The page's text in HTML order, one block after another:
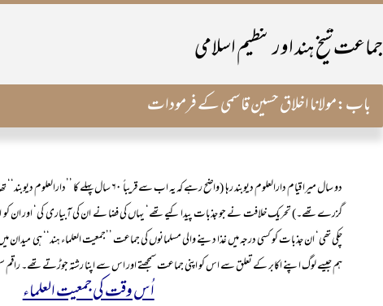
جماعت شیخ ہند اور تنظیم اسلامی
باب:مولانا اخلاق حسین قاسمی کے فرمودات
گزرے تھے۔) تحریک خلافت نے جو جذبات پیدا کیے تھے‘ یہاں کی فضا نے ان کی آبیاری کی‘ اور ان کو
چکی تھی‘ ان جذبات کو کسی درجہ میں غذا دینے والی مسلمانوں کی جماعت ’’جمعیت العلماء ہند‘‘ ہی میدان
ہم جیسے لوگ اپنے اکابر کے تعلق سے اس کو اپنی جماعت سمجھتے اور اس سے اپنا رشتہ جوڑتے تھے۔ راقم
اُس وقت کی جمعیت العلماء